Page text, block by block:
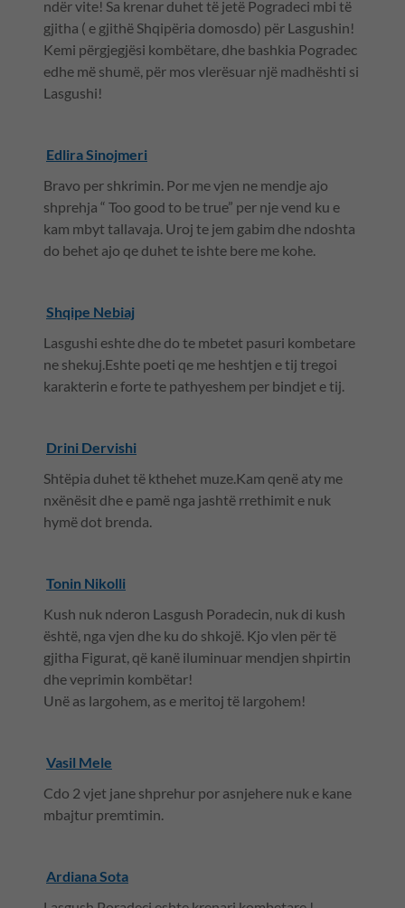
ndër vite! Sa krenar duhet të jetë Pogradeci mbi të
gjitha ( e gjithë Shqipëria domosdo) për Lasgushin!
Kemi përgjegjësi kombëtare, dhe bashkia Pogradec
edhe më shumë, për mos vlerësuar një madhështi si
Lasgushi!
Edlira Sinojmeri
Bravo per shkrimin. Por me vjen ne mendje ajo
shprehja “ Too good to be true” per nje vend ku e
kam mbyt tallavaja. Uroj te jem gabim dhe ndoshta
do behet ajo qe duhet te ishte bere me kohe.
Shqipe Nebiaj
Lasgushi eshte dhe do te mbetet pasuri kombetare
ne shekuj.Eshte poeti qe me heshtjen e tij tregoi
karakterin e forte te pathyeshem per bindjet e tij.
Drini Dervishi
Shtëpia duhet të kthehet muze.Kam qenë aty me
nxënësit dhe e pamë nga jashtë rrethimit e nuk
hymë dot brenda.
Tonin Nikolli
Kush nuk nderon Lasgush Poradecin, nuk di kush
është, nga vjen dhe ku do shkojë. Kjo vlen për të
gjitha Figurat, që kanë iluminuar mendjen shpirtin
dhe veprimin kombëtar!
Unë as largohem, as e meritoj të largohem!
Vasil Mele
Cdo 2 vjet jane shprehur por asnjehere nuk e kane
mbajtur premtimin.
Ardiana Sota